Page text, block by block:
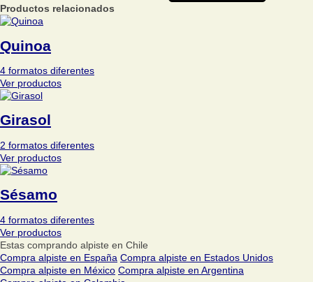
Productos relacionados
Quinoa
4 formatos diferentes
Ver productos
Girasol
2 formatos diferentes
Ver productos
Sésamo
4 formatos diferentes
Ver productos
Estas comprando alpiste en Chile
Compra alpiste en España Compra alpiste en Estados Unidos
Compra alpiste en México Compra alpiste en Argentina